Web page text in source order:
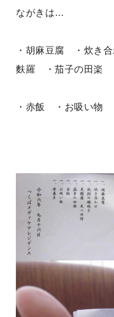
ながきは…
・胡麻豆腐 ・炊き
麩羅 ・茄子の田楽
・赤飯 ・お吸い物